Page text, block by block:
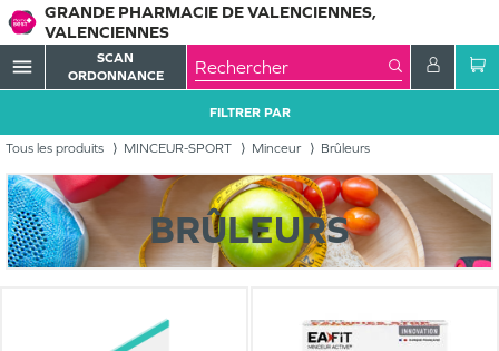
GRANDE PHARMACIE DE VALENCIENNES,
VALENCIENNES
menu
SCAN
ORDONNANCE
Tous les produits MINCEUR-SPORT Minceur Brûleurs
FILTRER PAR
BRÛLEURS